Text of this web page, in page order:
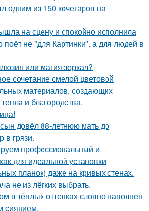
одним из 150 кочегаров на
на сцену и спокойно исполнила
поёт не "для Картинки", а для людей в
или магия зеркал?
сочетание смелой цветовой
материалов, создающих
и благородства.
довёл 88-летнюю мать до
в грязи.
профессиональный и
для идеальной установки
планок) даже на кривых стенах.
не из лёгких выбрать.
в тёплых оттенках словно наполнен
сиянием.